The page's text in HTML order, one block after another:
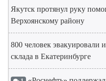
Якутск протянул руку
Верхоянскому району
800 человек эвакуировали
склада в Екатеринбурге